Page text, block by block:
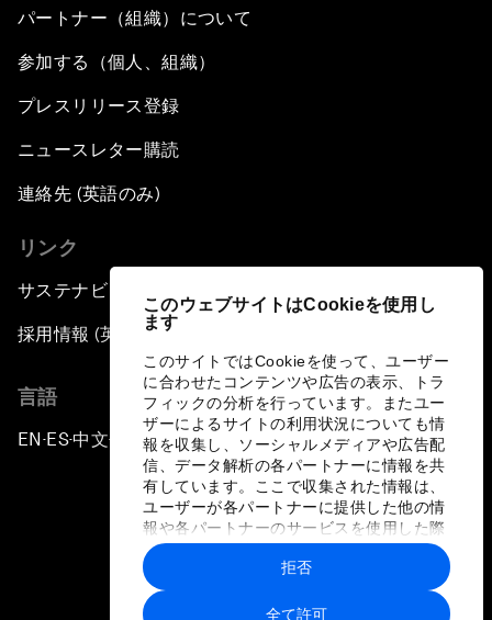
このウェブサイトはCookieを使用し
ます
このサイトではCookieを使って、ユーザー
に合わせたコンテンツや広告の表示、トラ
フィックの分析を行っています。またユー
ザーによるサイトの利用状況についても情
報を収集し、ソーシャルメディアや広告配
信、データ解析の各パートナーに情報を共
有しています。ここで収集された情報は、
ユーザーが各パートナーに提供した他の情
報や各パートナーのサービスを使用した際
に収集された情報と組み合わされ、各パー
トナーによって使用されることがありま
す。
全て許可
拒否
パートナー（組織）について
参加する（個人、組織）
プレスリリース登録
ニュースレター購読
連絡先 (英語のみ)
リンク
サステナビリティへの取り組み
採用情報 (英語のみ)
言語
EN ▪ES▪中文▪ 日本語
プライバシーポリシーと利用規約